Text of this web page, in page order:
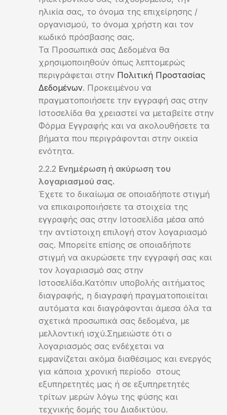
ηλικία σας, το όνομα της επιχείρησης /
οργανισμού, το όνομα χρήστη και τον
κωδικό πρόσβασης σας.
Τα Προσωπικά σας Δεδομένα θα
χρησιμοποιηθούν όπως λεπτομερώς
περιγράφεται στην Πολιτική Προστασίας
Δεδομένων. Προκειμένου να
πραγματοποιήσετε την εγγραφή σας στην
Ιστοσελίδα θα χρειαστεί να μεταβείτε στην
Φόρμα Εγγραφής και να ακολουθήσετε τα
βήματα που περιγράφονται στην οικεία
ενότητα.
Ενημέρωση ή ακύρωση του
λογαριασμού σας.
Έχετε το δικαίωμα σε οποιαδήποτε στιγμή
να επικαιροποιήσετε τα στοιχεία της
εγγραφής σας στην Ιστοσελίδα μέσα από
την αντίστοιχη επιλογή στον λογαριασμό
σας. Μπορείτε επίσης σε οποιαδήποτε
στιγμή να ακυρώσετε την εγγραφή σας και
τον λογαριασμό σας στην
Ιστοσελίδα.Κατόπιν υποβολής αιτήματος
διαγραφής, η διαγραφή πραγματοποιείται
αυτόματα και διαγράφονται άμεσα όλα τα
σχετικά προσωπικά σας δεδομένα, με
μελλοντική ισχύ.Σημειώστε ότι ο
λογαριασμός σας ενδέχεται να
εμφανίζεται ακόμα διαθέσιμος και ενεργός
για κάποια χρονική περίοδο στους
εξυπηρετητές μας ή σε εξυπηρετητές
τρίτων μερών λόγω της φύσης και
τεχνικής δομής του Διαδικτύου.